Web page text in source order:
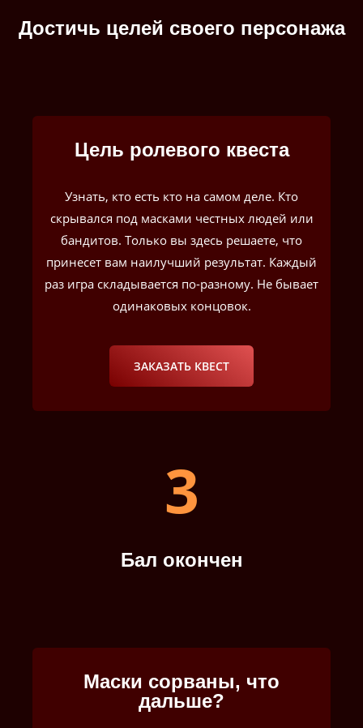
Достичь целей своего персонажа
Цель ролевого квеста
Узнать, кто есть кто на самом деле. Кто
скрывался под масками честных людей или
бандитов. Только вы здесь решаете, что
принесет вам наилучший результат. Каждый
раз игра складывается по-разному. Не бывает
одинаковых концовок.
ЗАКАЗАТЬ КВЕСТ
3
Бал окончен
Маски сорваны, что
дальше?